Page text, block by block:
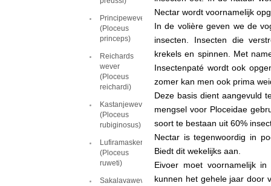
Principewever
(Ploceus
princeps)
Reichards
wever
(Ploceus
reichardi)
Kastanjewever
(Ploceus
rubiginosus)
Lufiramaskerwever
(Ploceus
ruweti)
Sakalavawever
Nectar wordt voornamelijk
In de volière geven we de
insecten. Insecten die
krekels en spinnen. Met
Insectenpaté wordt ook
zomer kan men ook prima
Deze basis dient aangevuld
mengsel voor Ploceidae
soort te bestaan uit 60%
Nectar is tegenwoordig in
Biedt dit wekelijks aan.
Eivoer moet voornamelijk
kunnen het gehele jaar door